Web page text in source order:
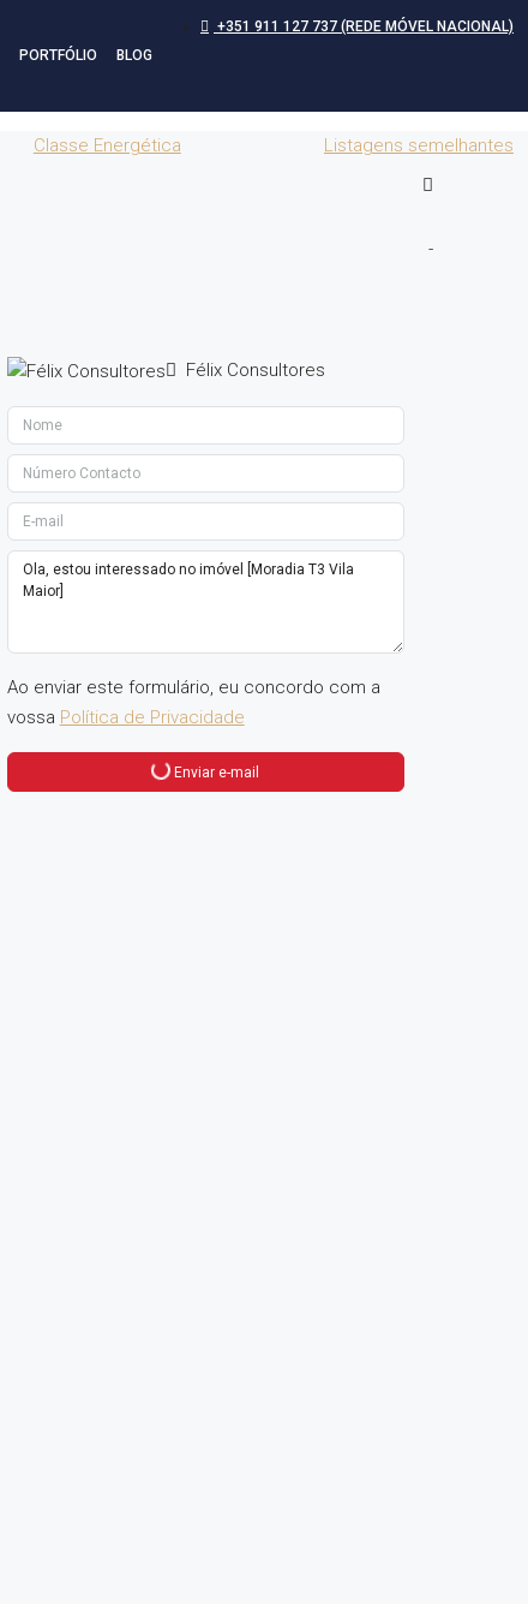
PORTFÓLIO BLOG
+351 911 127 737 (REDE MÓVEL NACIONAL)
Classe Energética
Listagens semelhantes
-
Félix Consultores
Ao enviar este formulário, eu concordo com a
vossa Política de Privacidade
Enviar e-mail